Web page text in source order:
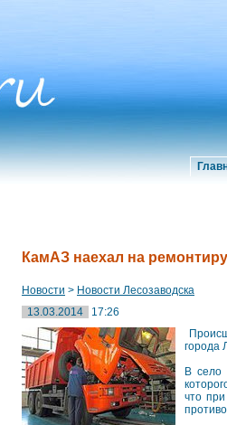
КамАЗ наехал на
Новости > Новости Лесозаводска
13.03.2014
17:26
города
В село
что